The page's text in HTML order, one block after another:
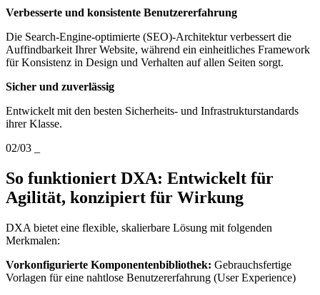
Verbesserte und konsistente Benutzererfahrung
Die Search-Engine-optimierte (SEO)-Architektur verbessert die
Auffindbarkeit Ihrer Website, während ein einheitliches Framework
für Konsistenz in Design und Verhalten auf allen Seiten sorgt.
Sicher und zuverlässig
Entwickelt mit den besten Sicherheits- und Infrastrukturstandards
ihrer Klasse.
02/03
So funktioniert DXA: Entwickelt für
Agilität, konzipiert für Wirkung
DXA bietet eine flexible, skalierbare Lösung mit folgenden
Merkmalen:
Vorkonfigurierte Komponentenbibliothek: Gebrauchsfertige
Vorlagen für eine nahtlose Benutzererfahrung (User Experience)